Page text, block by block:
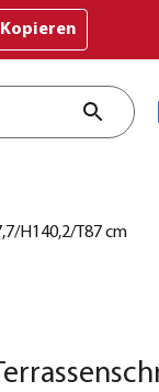
Kopieren
H140,2/T87 cm